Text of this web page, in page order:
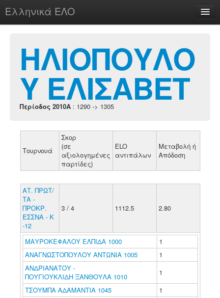
Ελληνικά ΕΛΟ
chesstu.be @ discord
ΗΛΙΟΠΟΥΛΟ
Υ ΕΛΙΣΑΒΕΤ
Περίοδος 2010A : 1290 -> 1305
Τουρνουά
Σκορ
(σε
αξιολογημένες
παρτίδες)
ELO
αντιπάλων
Μεταβολή ή
Απόδοση
ΑΤ. ΠΡΩΤ/
ΤΑ -
ΠΡΟΚΡ.
ΕΣΣΝΑ - Κ
-12
3 / 4 1112.5 2.80
ΜΑΥΡΟΚΕΦΑΛΟΥ ΕΛΠΙΔΑ 1000
1
ΑΝΑΓΝΩΣΤΟΠΟΥΛΟΥ ΑΝΤΩΝΙΑ 1005
1
ΑΝΔΡΙΑΝΑΤΟΥ -
ΠΟΥΓΙΟΥΚΛΙΔΗ ΞΑΝΘΟΥΛΑ 1010
1
ΤΣΟΥΜΠΑ ΑΔΑΜΑΝΤΙΑ 1045
1